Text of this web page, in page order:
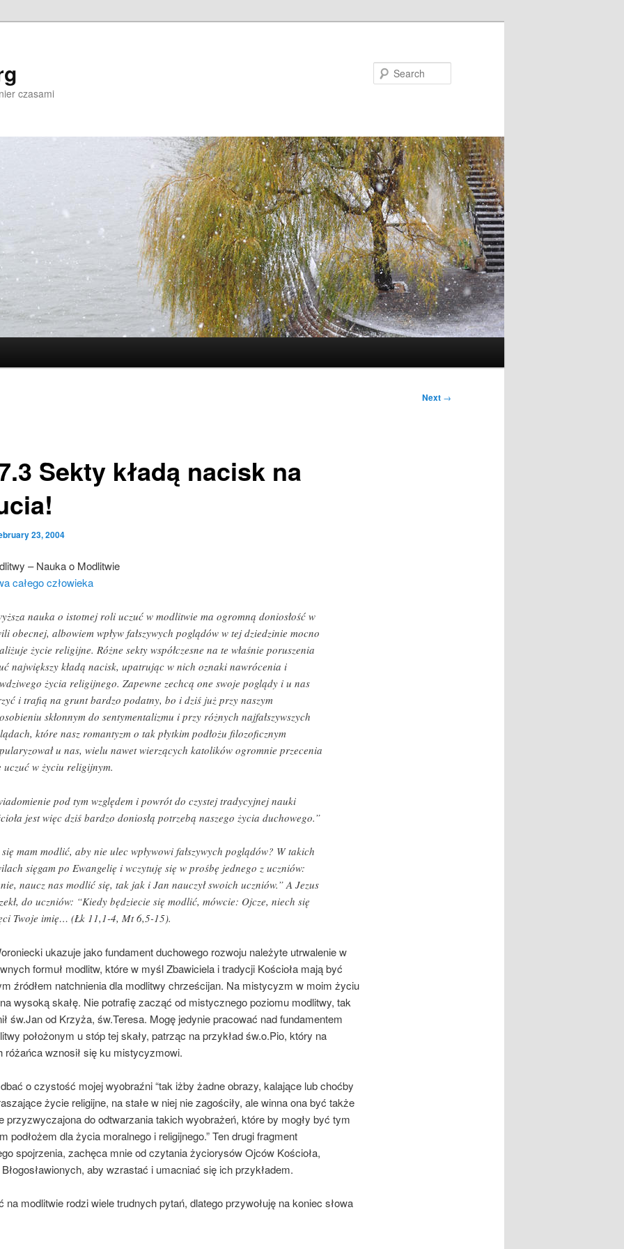
czasami
Next →
Sekty kładą nacisk na
23, 2004
– Nauka o Modlitwie
całego człowieka
nauka o istotnej roli uczuć w modlitwie ma ogromną doniosłość w
obecnej, albowiem wpływ fałszywych poglądów w tej dziedzinie mocno
życie religijne. Różne sekty współczesne na te właśnie poruszenia
największy kładą nacisk, upatrując w nich oznaki nawrócenia i
życia religijnego. Zapewne zechcą one swoje poglądy i u nas
i trafią na grunt bardzo podatny, bo i dziś już przy naszym
skłonnym do sentymentalizmu i przy różnych najfałszywszych
które nasz romantyzm o tak płytkim podłożu filozoficznym
u nas, wielu nawet wierzących katolików ogromnie przecenia
uczuć w życiu religijnym.
pod tym względem i powrót do czystej tradycyjnej nauki
jest więc dziś bardzo doniosłą potrzebą naszego życia duchowego.”
mam modlić, aby nie ulec wpływowi fałszywych poglądów? W takich
sięgam po Ewangelię i wczytuję się w prośbę jednego z uczniów:
naucz nas modlić się, tak jak i Jan nauczył swoich uczniów.” A Jezus
do uczniów: “Kiedy będziecie się modlić, mówcie: Ojcze, niech się
Twoje imię… (Łk 11,1-4, Mt 6,5-15).
ukazuje jako fundament duchowego rozwoju należyte utrwalenie w
formuł modlitw, które w myśl Zbawiciela i tradycji Kościoła mają być
źródłem natchnienia dla modlitwy chrześcijan. Na mistycyzm w moim życiu
wysoką skałę. Nie potrafię zacząć od mistycznego poziomu modlitwy, tak
św.Jan od Krzyża, św.Teresa. Mogę jedynie pracować nad fundamentem
położonym u stóp tej skały, patrząc na przykład św.o.Pio, który na
różańca wznosił się ku mistycyzmowi.
o czystość mojej wyobraźni “tak iżby żadne obrazy, kalające lub choćby
życie religijne, na stałe w niej nie zagościły, ale winna ona być także
przyzwyczajona do odtwarzania takich wyobrażeń, które by mogły być tym
podłożem dla życia moralnego i religijnego.” Ten drugi fragment
spojrzenia, zachęca mnie od czytania życiorysów Ojców Kościoła,
aby wzrastać i umacniać się ich przykładem.
na modlitwie rodzi wiele trudnych pytań, dlatego przywołuję na koniec słowa